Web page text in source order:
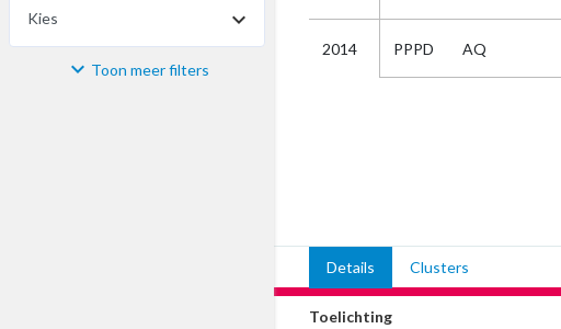
Kies
Materiaal Toon meer filters
2014 PPPD AQ
Details Clusters
Toelichting